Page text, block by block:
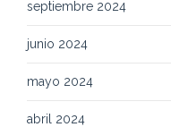
septiembre 2024
junio 2024
mayo 2024
abril 2024